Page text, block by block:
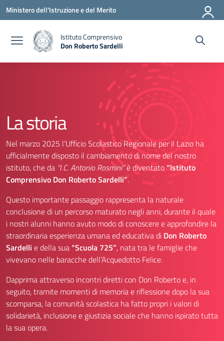
Vai ai contenuti
Vai al menu di navigazione
Vai al footer
Ministero dell'Istruzione e del Merito
Istituto Comprensivo
Don Roberto Sardelli
La storia
Nel marzo 2025 l’Ufficio Scolastico Regionale per il Lazio ha
ufficialmente disposto il cambiamento di nome del nostro
istituto, che da “I.C. Antonio Rosmini”è diventato“Istituto
Comprensivo Don Roberto Sardelli”.
Questo importante passaggio rappresenta la naturale
conclusione di un percorso maturato negli anni, durante il quale
i nostri alunni hanno avuto modo di conoscere e approfondire la
straordinaria esperienza umana ed educativa di Don Roberto
Sardelli e della sua“Scuola 725”, nata tra le famiglie che
vivevano nelle baracche dell’Acquedotto Felice.
Dapprima attraverso incontri diretti con Don Roberto e, in
seguito, tramite momenti di memoria e riflessione dopo la sua
scomparsa, la comunità scolastica ha fatto propri i valori di
solidarietà, inclusione e giustizia sociale che hanno ispirato tutta
la sua opera.